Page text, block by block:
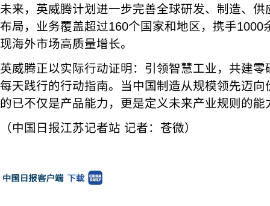
未来，英威腾计划进一步完善全球研发、制造、
布局，业务覆盖超过160个国家和地区，携手1000
现海外市场高质量增长。
英威腾正以实际行动证明：引领智慧工业，共建
每天践行的行动指南。当中国制造从规模领先迈
的已不仅是产品能力，更是定义未来产业规则的能
（中国日报江苏记者站 记者：苍微）